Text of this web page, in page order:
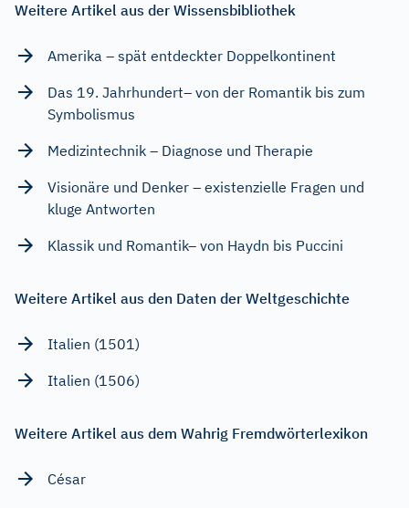
Weitere Artikel aus der Wissensbibliothek
Amerika – spät entdeckter Doppelkontinent
Das 19. Jahrhundert– von der Romantik bis zum
Symbolismus
Medizintechnik – Diagnose und Therapie
Visionäre und Denker – existenzielle Fragen und
kluge Antworten
Klassik und Romantik– von Haydn bis Puccini
Weitere Artikel aus den Daten der Weltgeschichte
Italien (1501)
Italien (1506)
Weitere Artikel aus dem Wahrig Fremdwörterlexikon
César